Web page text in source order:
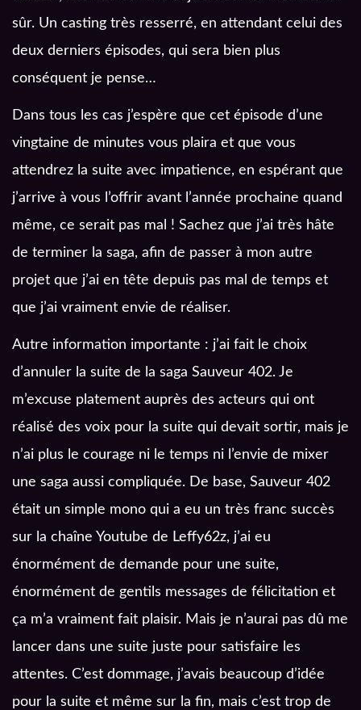
sûr. Un casting très resserré, en attendant celui des
deux derniers épisodes, qui sera bien plus
conséquent je pense…
Dans tous les cas j’espère que cet épisode d’une
vingtaine de minutes vous plaira et que vous
attendrez la suite avec impatience, en espérant que
j’arrive à vous l’offrir avant l’année prochaine quand
même, ce serait pas mal ! Sachez que j’ai très hâte
de terminer la saga, afin de passer à mon autre
projet que j’ai en tête depuis pas mal de temps et
que j’ai vraiment envie de réaliser.
Autre information importante : j’ai fait le choix
d’annuler la suite de la saga Sauveur 402. Je
m’excuse platement auprès des acteurs qui ont
réalisé des voix pour la suite qui devait sortir, mais je
n’ai plus le courage ni le temps ni l’envie de mixer
une saga aussi compliquée. De base, Sauveur 402
était un simple mono qui a eu un très franc succès
sur la chaîne Youtube de Leffy62z, j’ai eu
énormément de demande pour une suite,
énormément de gentils messages de félicitation et
ça m’a vraiment fait plaisir. Mais je n’aurai pas dû me
lancer dans une suite juste pour satisfaire les
attentes. C’est dommage, j’avais beaucoup d’idée
pour la suite et même sur la fin, mais c’est trop de